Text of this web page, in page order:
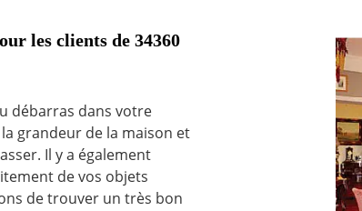
les clients de 34360
débarras dans votre
grandeur de la maison et
Il y a également
de vos objets
de trouver un très bon